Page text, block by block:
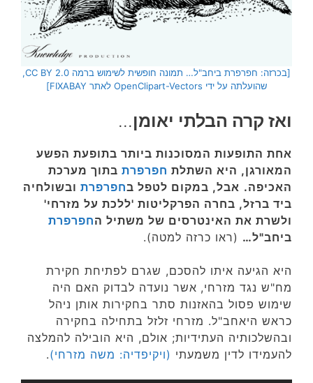
[בכרזה: חפרפרת ביחב"ל… תמונה חופשית לשימוש ברמה CC BY 2.0,
שהועלתה על ידי OpenClipart-Vectors לאתר FIXABAY]
ואז קרה הבלתי יאומן…
אחת התופעות המסוכנות ביותר בתופעת הפשע
המאורגן, היא השתלת חפרפרת בתוך מערכת
האכיפה. אבל, במקום לטפל בחפרפרת ובשולחיה
ביד ברזל, בחרה הפרקליטות 'ללכת על מזרחי'
ולשרת את האינטרסים של משתיל החפרפרת
ביחב"ל… (ראו כרזה למטה).
היא הגיעה איתו להסכם, שגרם לפתיחת חקירת
מח"ש נגד מזרחי, אשר נועדה לבדוק האם היה
שימוש פסול בהאזנות סתר בחקירות אותן ניהל
כראש היאחב"ל. מזרחי זלזל בתחילה בחקירה
ובהשלכותיה העתידיות; אולם, היא הובילה להמלצה
להעמידו לדין משמעתי (ויקיפדיה: משה מזרחי).